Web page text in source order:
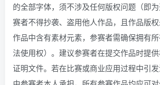
的全部字体，须不涉及任何版权问题（即
赛者不得抄袭、盗用他人作品，且作品版
作品中含有素材元素，参赛者需确保拥有
法使用权）。建议参赛者在提交作品时提
证明文件。若在比赛或商业应用过程中引